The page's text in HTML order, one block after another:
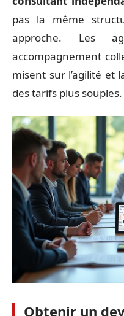
pas la même
approche. Les
accompagnement
misent sur l’agilité et
des tarifs plus souples.
Obtenir un